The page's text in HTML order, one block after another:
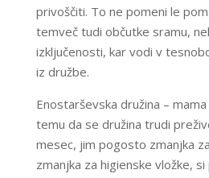
privoščiti. To ne pomeni le
temveč tudi občutke sramu,
izključenosti, kar vodi v
iz družbe.
Enostarševska družina –
temu da se družina trudi
mesec, jim pogosto zmanjka
zmanjka za higienske vložke,